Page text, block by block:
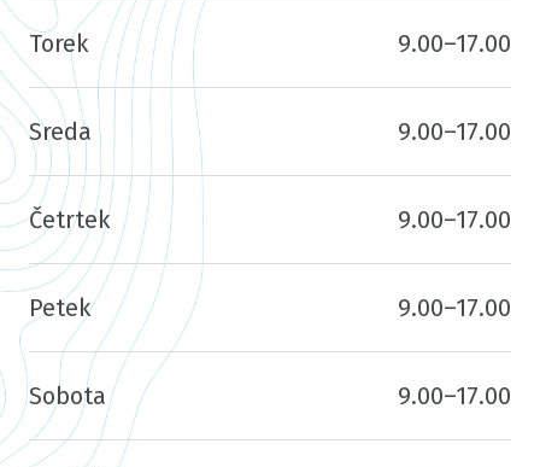
Torek 9.00–17.00
Sreda 9.00–17.00
Četrtek 9.00–17.00
Petek 9.00–17.00
Sobota 9.00–17.00